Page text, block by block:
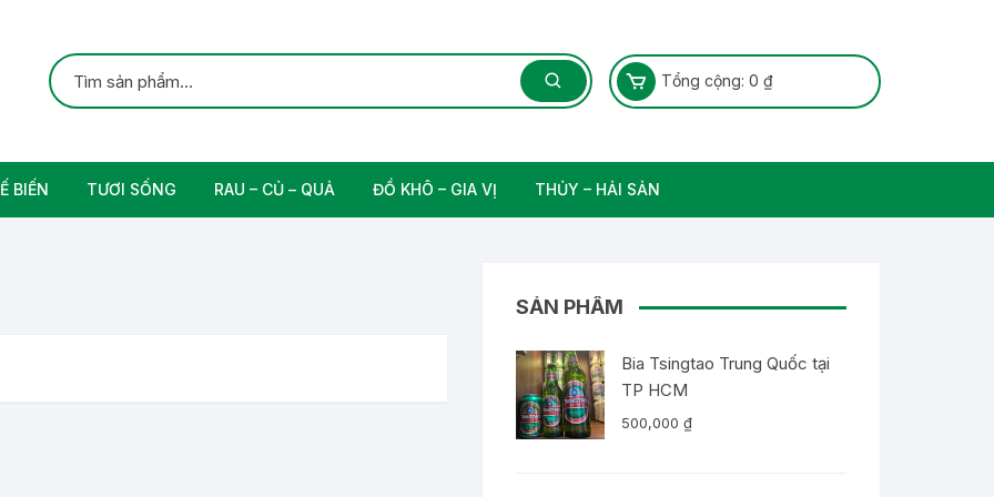
Tổng cộng: 0 ₫
BIẾN TƯƠI SỐNG RAU – CỦ – QUẢ ĐỒ KHÔ – GIA VỊ THỦY – HẢI SẢN
SẢN PHẨM
Bia Tsingtao Trung Quốc tại
TP HCM
500,000 ₫